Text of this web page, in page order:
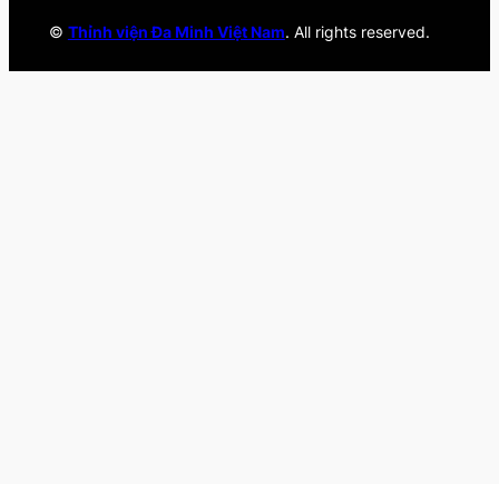
© Thỉnh viện Đa Minh Việt Nam. All rights reserved.